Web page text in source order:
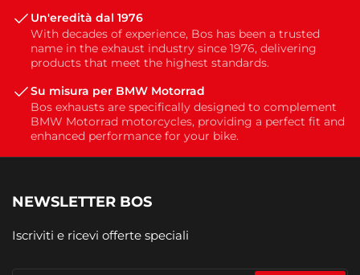
Un'eredità dal 1976
With decades of experience, Bos has been a trusted
name in the exhaust industry since 1976, delivering
products that meet the highest standards.
Su misura per BMW Motorrad
Bos exhausts are specifically designed to complement
BMW Motorrad motorcycles, providing a perfect fit and
enhanced performance for your bike.
NEWSLETTER BOS
Iscriviti e ricevi offerte speciali